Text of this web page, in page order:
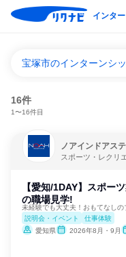
インタ
宝塚市のインターンシ
16件
1〜16件目
ノアインドアス
スポーツ・レクリ
【愛知/1DAY】スポー
の職場見学!
未経験でも大丈夫！おもてなし
説明会・イベント
仕事体験
愛知県
2026年8月・9月